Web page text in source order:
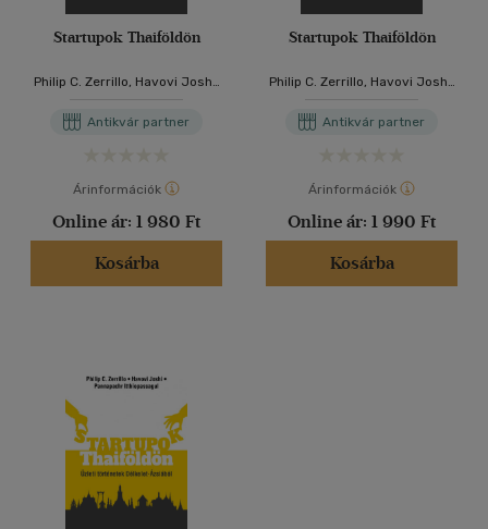
Startupok Thaiföldön
Philip C. Zerrillo, Havovi Joshi,
Antikvár partner
Árinformációk
Online ár: 1 980 Ft
Kosárba
Startupok Thaiföldön
Philip C. Zerrillo, Havovi Joshi,
Antikvár partner
Árinformációk
Online ár: 1 990 Ft
Kosárba